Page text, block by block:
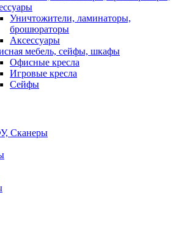
Уничтожители, ламинаторы,
брошюраторы
Аксессуары
мебель, сейфы, шкафы
Офисные кресла
Игровые кресла
Сейфы
Сканеры